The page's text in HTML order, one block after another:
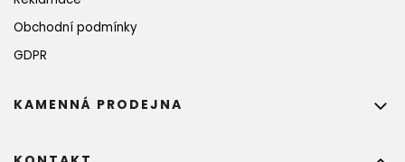
Obchodní podmínky
GDPR
KAMENNÁ PRODEJNA